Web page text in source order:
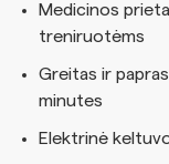
Medicinos
treniruotėms
Greitas ir
minutes
Elektrinė